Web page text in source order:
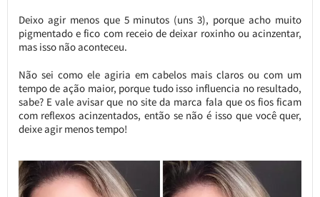
Deixo agir menos que 5 minutos (uns 3), porque acho muito
pigmentado e fico com receio de deixar roxinho ou acinzentar,
mas isso não aconteceu.
Não sei como ele agiria em cabelos mais claros ou com um
tempo de ação maior, porque tudo isso influencia no resultado,
sabe? E vale avisar que no site da marca fala que os fios ficam
com reflexos acinzentados, então se não é isso que você quer,
deixe agir menos tempo!